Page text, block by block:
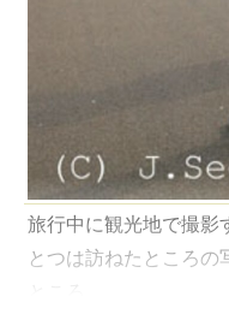
旅行中に観光地で撮影
とつは訪ねたところ